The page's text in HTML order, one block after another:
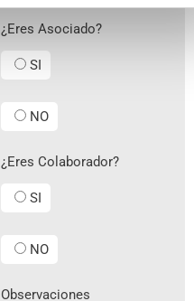
¿Eres Asociado?
SI
NO
¿Eres Colaborador?
SI
NO
Observaciones